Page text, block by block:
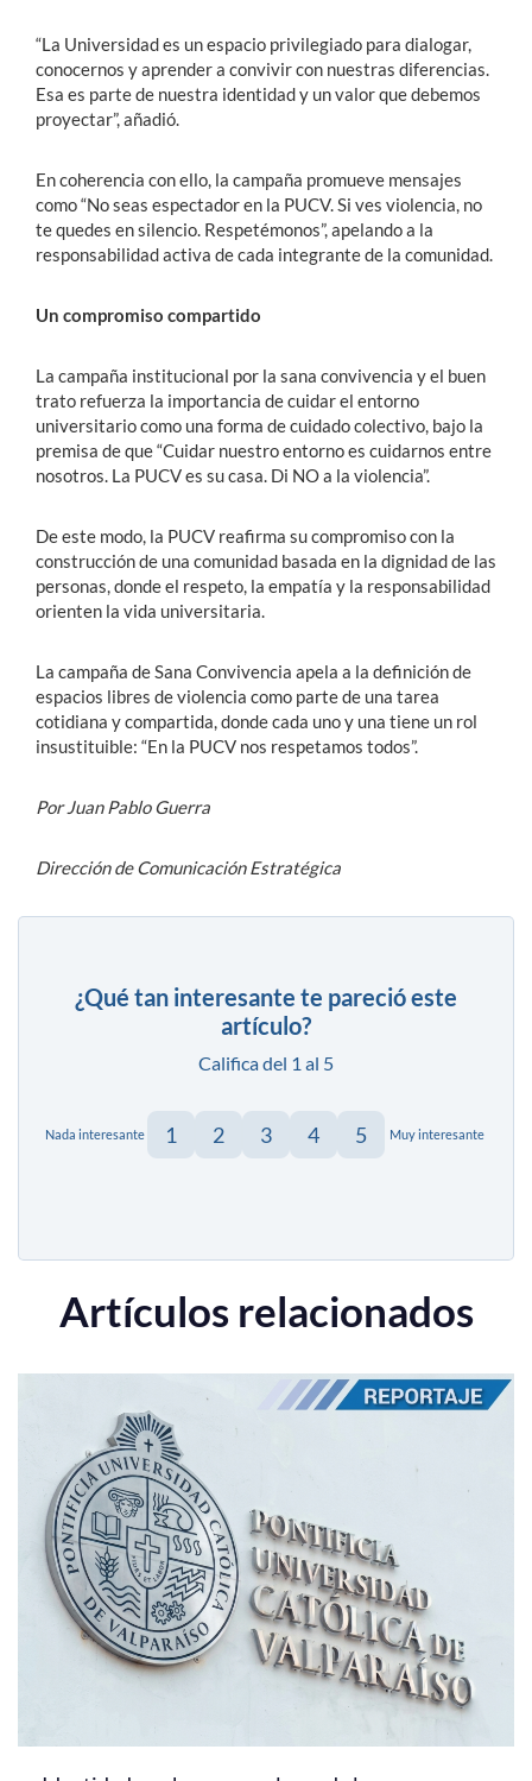
“La Universidad es un espacio privilegiado para dialogar,
conocernos y aprender a convivir con nuestras diferencias.
Esa es parte de nuestra identidad y un valor que debemos
proyectar”, añadió.
En coherencia con ello, la campaña promueve mensajes
como “No seas espectador en la PUCV. Si ves violencia, no
te quedes en silencio. Respetémonos”, apelando a la
responsabilidad activa de cada integrante de la comunidad.
Un compromiso compartido
La campaña institucional por la sana convivencia y el buen
trato refuerza la importancia de cuidar el entorno
universitario como una forma de cuidado colectivo, bajo la
premisa de que “Cuidar nuestro entorno es cuidarnos entre
nosotros. La PUCV es su casa. Di NO a la violencia”.
De este modo, la PUCV reafirma su compromiso con la
construcción de una comunidad basada en la dignidad de las
personas, donde el respeto, la empatía y la responsabilidad
orienten la vida universitaria.
La campaña de Sana Convivencia apela a la definición de
espacios libres de violencia como parte de una tarea
cotidiana y compartida, donde cada uno y una tiene un rol
insustituible: “En la PUCV nos respetamos todos”.
Por Juan Pablo Guerra
Dirección de Comunicación Estratégica
¿Qué tan interesante te pareció este
artículo?
Califica del 1 al 5
Nada interesante 1 2 3 4 5 Muy interesante
Artículos relacionados